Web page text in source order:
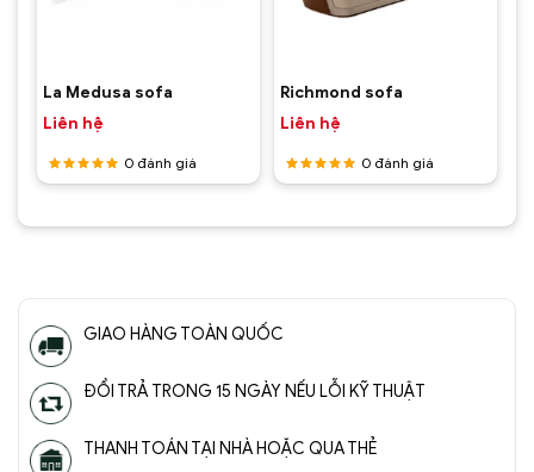
La Medusa sofa
Liên hệ
Được
55 sao
0 đánh giá
Richmond sofa
Liên hệ
Được
55 sao
0 đánh giá
GIAO HÀNG TOÀN QUỐC
ĐỔI TRẢ TRONG 15 NGÀY NẾU LỖI KỸ THUẬT
THANH TOÁN TẠI NHÀ HOẶC QUA THẺ